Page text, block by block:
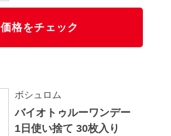
価格をチェック
ボシュロム
バイオトゥルーワンデー
1日使い捨て 30枚入り